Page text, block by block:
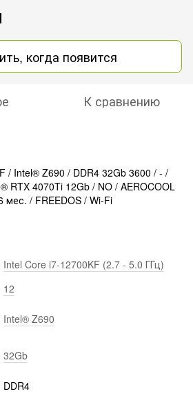
когда появится
К сравнению
/ Intel® Z690 / DDR4 32Gb 3600 / - /
RTX 4070Ti 12Gb / NO / AEROCOOL
мес. / FREEDOS / Wi-Fi
Intel Core i7-12700KF (2.7 - 5.0 ГГц)
12
Intel® Z690
32Gb
DDR4